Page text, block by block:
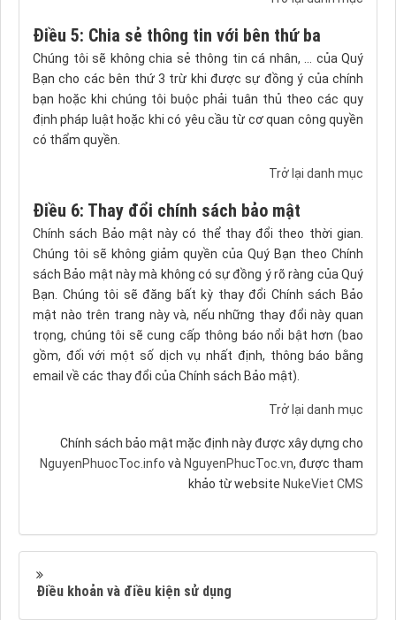
Điều 5: Chia sẻ thông tin với bên thứ ba
Chúng tôi sẽ không chia sẻ thông tin cá nhân, ... của Quý
Bạn cho các bên thứ 3 trừ khi được sự đồng ý của chính
bạn hoặc khi chúng tôi buộc phải tuân thủ theo các quy
định pháp luật hoặc khi có yêu cầu từ cơ quan công quyền
có thẩm quyền.
Trở lại danh mục
Điều 6: Thay đổi chính sách bảo mật
Chính sách Bảo mật này có thể thay đổi theo thời gian.
Chúng tôi sẽ không giảm quyền của Quý Bạn theo Chính
sách Bảo mật này mà không có sự đồng ý rõ ràng của Quý
Bạn. Chúng tôi sẽ đăng bất kỳ thay đổi Chính sách Bảo
mật nào trên trang này và, nếu những thay đổi này quan
trọng, chúng tôi sẽ cung cấp thông báo nổi bật hơn (bao
gồm, đối với một số dịch vụ nhất định, thông báo bằng
email về các thay đổi của Chính sách Bảo mật).
Trở lại danh mục
Chính sách bảo mật mặc định này được xây dựng cho
NguyenPhuocToc.info và NguyenPhucToc.vn, được tham
khảo từ website NukeViet CMS
Điều khoản và điều kiện sử dụng